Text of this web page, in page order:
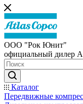
ООО "Рок Юнит"
официальный дилер
Каталог
Передвижные